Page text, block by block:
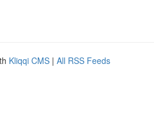
Kliqqi CMS | All RSS Feeds